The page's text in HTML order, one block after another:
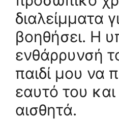
διαλείμματα
βοηθήσει. Η
ενθάρρυνσή
παιδί μου να
εαυτό του και
αισθητά.